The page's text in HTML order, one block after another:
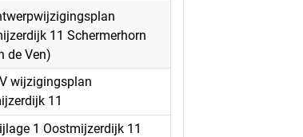
11 Schermerhorn
de Ven)
wijzigingsplan
11
1 Oostmijzerdijk 11